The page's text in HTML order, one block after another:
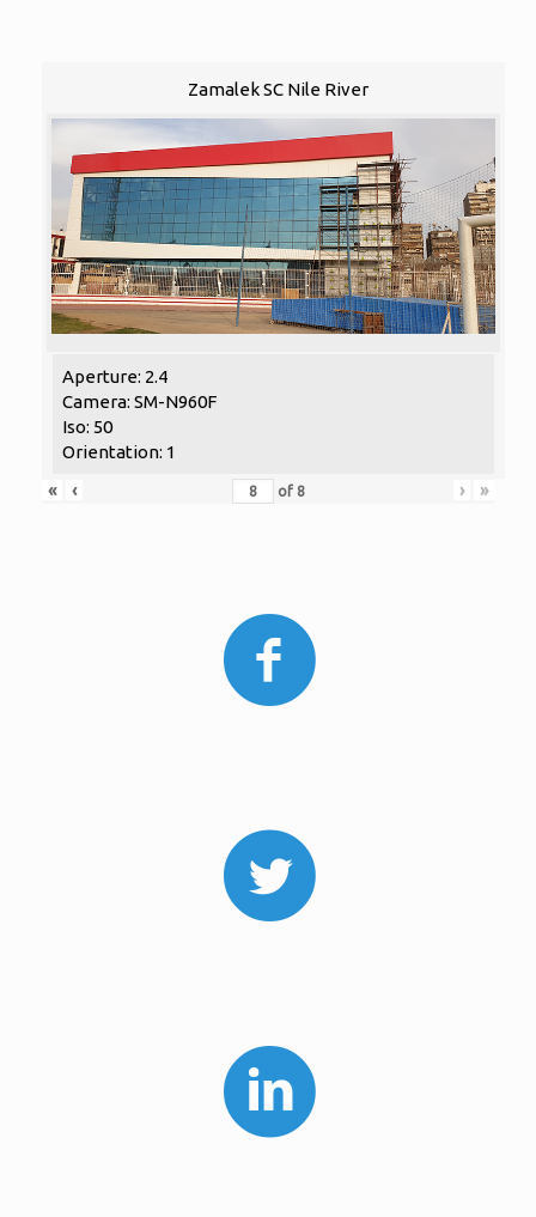
Zamalek SC Nile River
Aperture: 2.4
Camera: SM-N960F
Iso: 50
Orientation: 1
«
‹ of 8 › »